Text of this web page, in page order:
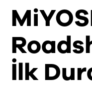
İlk